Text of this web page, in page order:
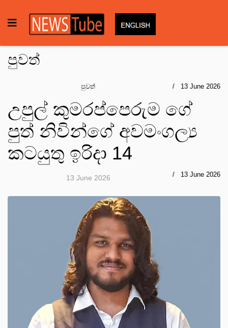
පුවත්
පුවත් 13 June 2026
උපුල් කුමරප්පෙරුම ගේ
පුත් නිවින්ගේ අවමංගල්‍ය
කටයුතු ඉරිදා 14
13 June 2026 13 June 2026